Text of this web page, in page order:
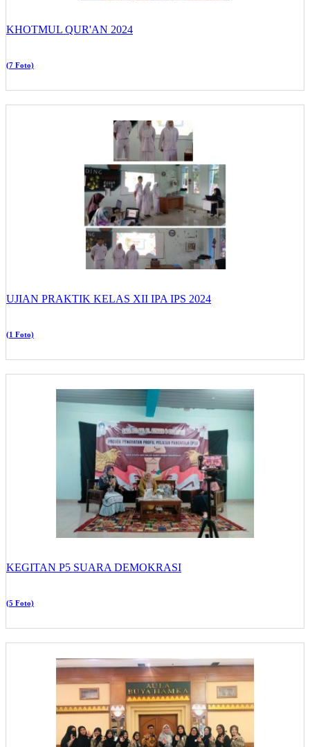
KHOTMUL QUR'AN 2024
(7 Foto)
UJIAN PRAKTIK KELAS XII IPA IPS 2024
(1 Foto)
KEGITAN P5 SUARA DEMOKRASI
(5 Foto)